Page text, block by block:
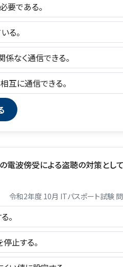
要である。
る。
なく通信できる。
互に通信できる。
電波傍受による盗聴の対策として
令和2年度 10月 ITパスポート試験
。
止する。